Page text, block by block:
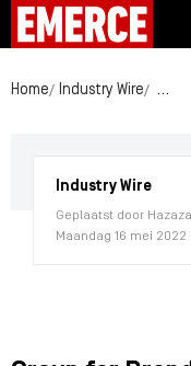
Home Industry Wire
Industry Wire
Geplaatst door
Maandag 16 mei 2022 -